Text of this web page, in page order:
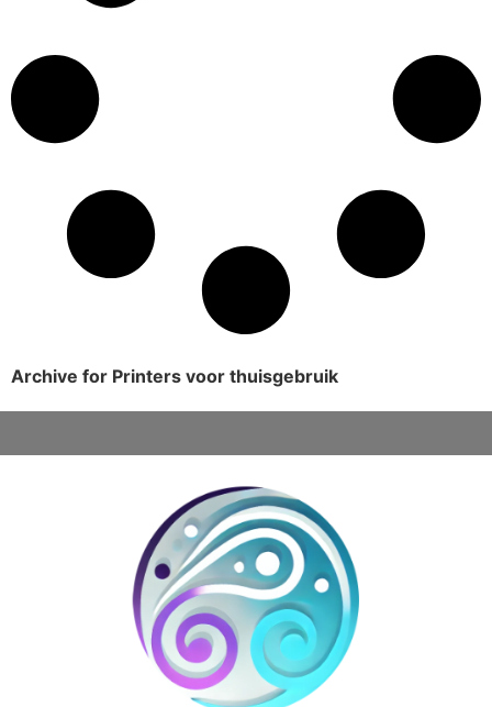
Archive for Printers voor thuisgebruik